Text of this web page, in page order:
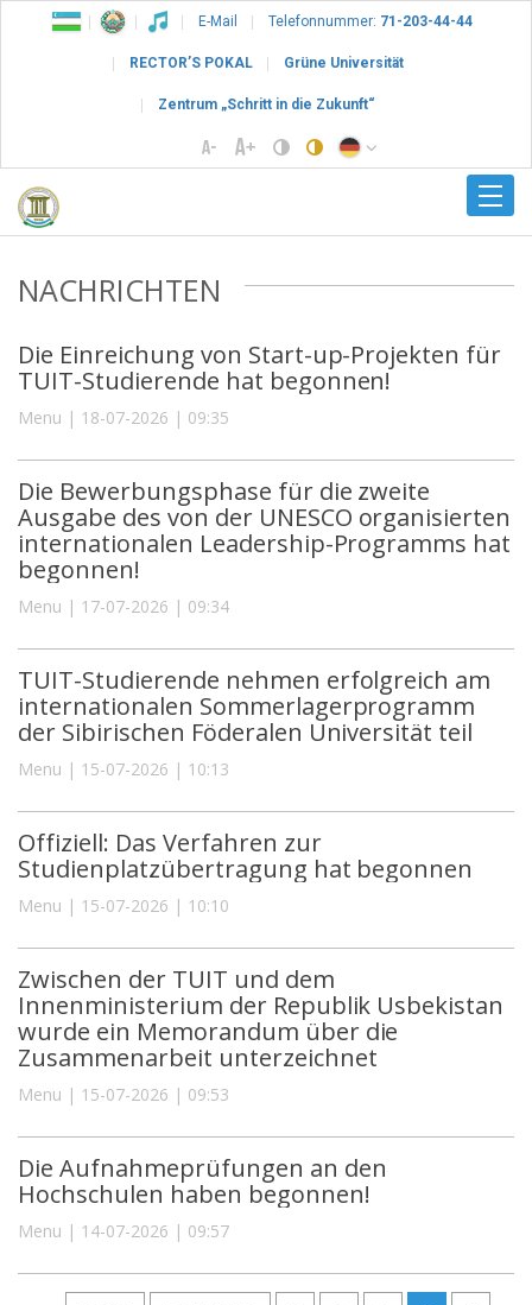
E-Mail Telefonnummer: 71-203-44-44
RECTOR’S POKAL Grüne Universität
Zentrum „Schritt in die Zukunft“
NACHRICHTEN
Die Einreichung von Start-up-Projekten für
TUIT-Studierende hat begonnen!
Menu | 18-07-2026 | 09:35
Die Bewerbungsphase für die zweite
Ausgabe des von der UNESCO organisierten
internationalen Leadership-Programms hat
begonnen!
Menu | 17-07-2026 | 09:34
TUIT-Studierende nehmen erfolgreich am
internationalen Sommerlagerprogramm
der Sibirischen Föderalen Universität teil
Menu | 15-07-2026 | 10:13
Offiziell: Das Verfahren zur
Studienplatzübertragung hat begonnen
Menu | 15-07-2026 | 10:10
Zwischen der TUIT und dem
Innenministerium der Republik Usbekistan
wurde ein Memorandum über die
Zusammenarbeit unterzeichnet
Menu | 15-07-2026 | 09:53
Die Aufnahmeprüfungen an den
Hochschulen haben begonnen!
Menu | 14-07-2026 | 09:57